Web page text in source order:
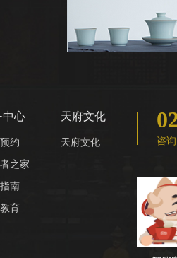
中心
约
之家
南
育
天府文化
天府文化 咨